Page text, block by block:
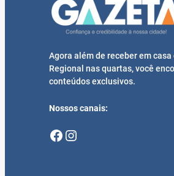
Regional nas quartas, você
conteúdos exclusivos.
Facebook Instagram